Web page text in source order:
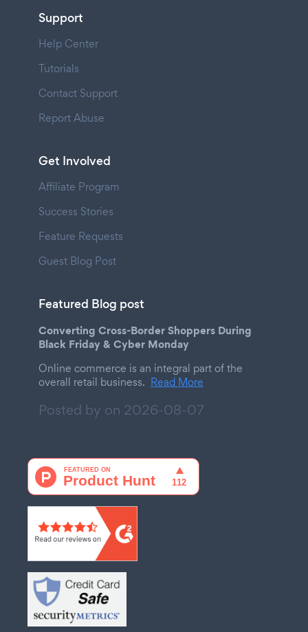
Support
Help Center
Tutorials
Contact Support
Report Abuse
Get Involved
Affiliate Program
Success Stories
Feature Requests
Guest Blog Post
Featured Blog post
Converting Cross-Border Shoppers During
Black Friday & Cyber Monday
Online commerce is an integral part of the
overall retail business. Read More
Posted by on 2026-08-07